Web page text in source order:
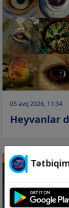
05 avq 2026, 11:34
Heyvanlar
ARAŞDIRMA